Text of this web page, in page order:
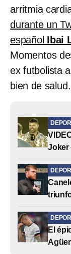
arritmia
durante un
español Ibai
Momentos
ex futbolista
bien de salud.
Joker
El